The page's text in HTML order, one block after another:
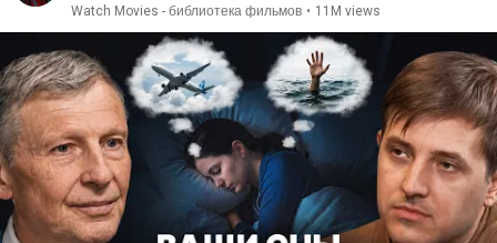
Watch Movies - библиотека фильмов • 11M views